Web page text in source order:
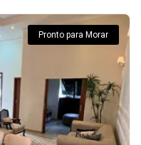
Pronto para Morar